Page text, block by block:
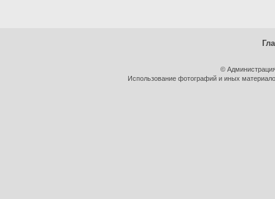
©
Использование фотографий и иных